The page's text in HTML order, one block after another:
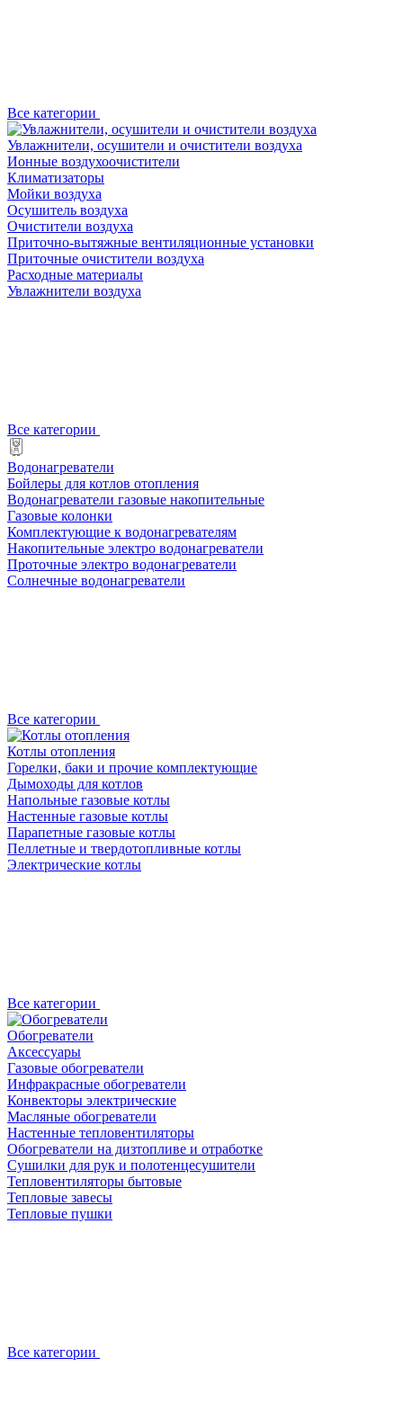
Все категории
Увлажнители, осушители и очистители воздуха
Ионные воздухоочистители
Климатизаторы
Мойки воздуха
Осушитель воздуха
Очистители воздуха
Приточно-вытяжные вентиляционные установки
Приточные очистители воздуха
Расходные материалы
Увлажнители воздуха
Все категории
Водонагреватели
Бойлеры для котлов отопления
Водонагреватели газовые накопительные
Газовые колонки
Комплектующие к водонагревателям
Накопительные электро водонагреватели
Проточные электро водонагреватели
Солнечные водонагреватели
Все категории
Котлы отопления
Горелки, баки и прочие комплектующие
Дымоходы для котлов
Напольные газовые котлы
Настенные газовые котлы
Парапетные газовые котлы
Пеллетные и твердотопливные котлы
Электрические котлы
Все категории
Обогреватели
Аксессуары
Газовые обогреватели
Инфракрасные обогреватели
Конвекторы электрические
Масляные обогреватели
Настенные тепловентиляторы
Обогреватели на дизтопливе и отработке
Сушилки для рук и полотенцесушители
Тепловентиляторы бытовые
Тепловые завесы
Тепловые пушки
Все категории